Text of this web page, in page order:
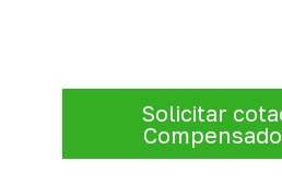
Solicitar